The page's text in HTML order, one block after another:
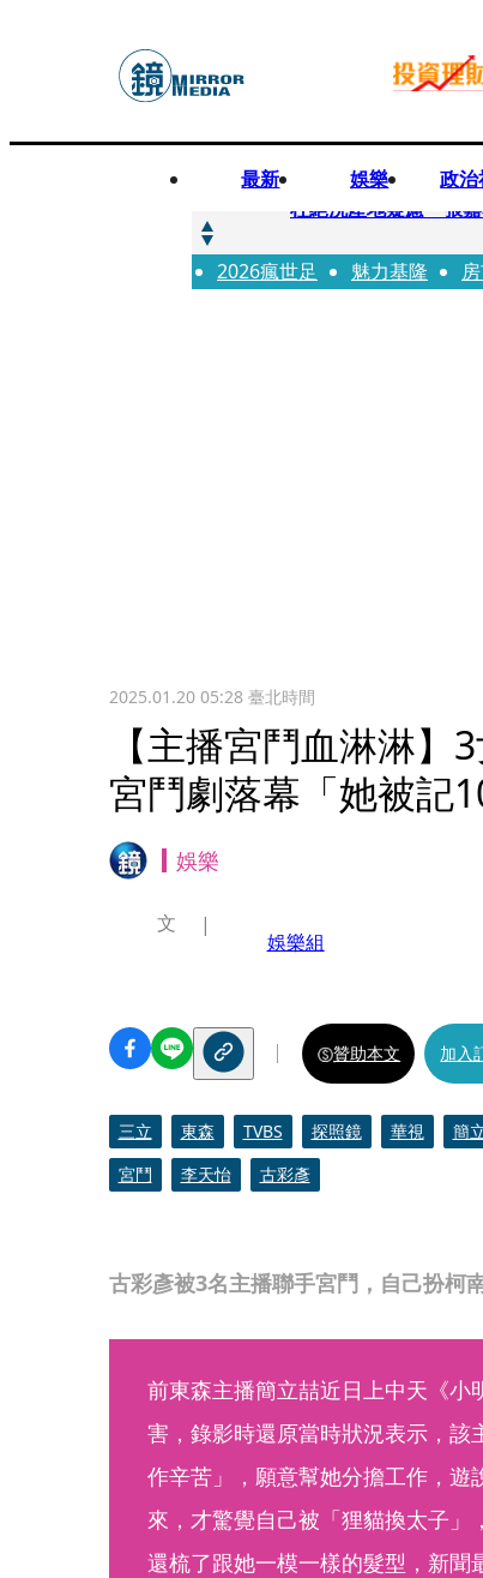
最新 娛樂 政
快訊
杜絕洗產地疑慮 張嘉
快訊
「簽名牆變戰場！」
2026瘋世足 魅力基隆
2025.01.20 05:28臺北時間
【主播宮鬥血淋淋
宮鬥劇落幕「她被記
娛樂
古彩彥被3名主播聯手宮鬥，自己扮柯
文
娛樂組
贊助本文 加入
三立 東森 TVBS 探照鏡 華視 簡
宮鬥
李天怡 古彩彥
前東森主播簡立喆近日上中天《
害，錄影時還原當時狀況表示，該
作辛苦」，願意幫她分擔工作，遊
來，才驚覺自己被「狸貓換太子」
還梳了跟她一模一樣的髮型，新